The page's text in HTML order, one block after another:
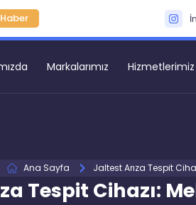
Markalarımız Hizmetlerimiz
Ana Sayfa Jaltest Arıza Tespit
Tespit Cihazı: